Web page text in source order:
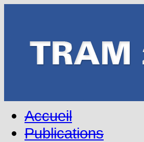
Accueil
Publications